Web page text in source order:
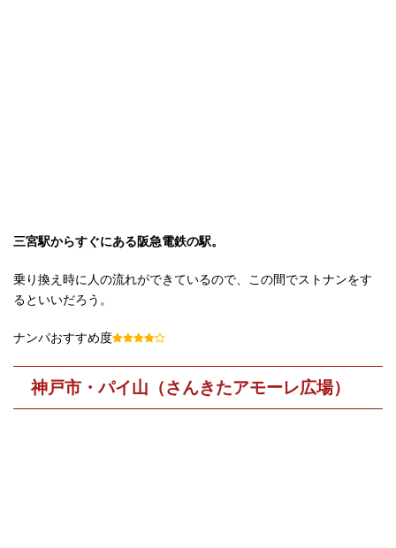
三宮駅からすぐにある阪急電鉄の駅。
乗り換え時に人の流れができているので、この間でストナンをす
るといいだろう。
ナンパおすすめ度
神戸市・パイ山（さんきたアモーレ広場）